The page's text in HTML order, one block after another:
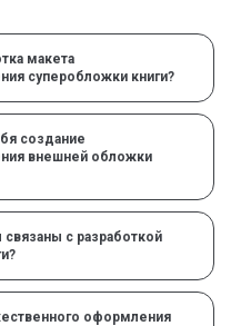
макета
суперобложки книги?
создание
внешней обложки
с разработкой
оформления